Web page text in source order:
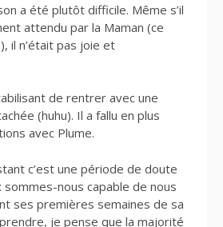
a été plutôt difficile. Même s’il
attendu par la Maman (ce
il n’était pas joie et
de rentrer avec une
(huhu). Il a fallu en plus
avec Plume.
c’est une période de doute
sommes-nous capable de nous
ses premières semaines de sa
je pense que la majorité